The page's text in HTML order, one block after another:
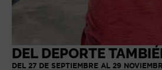
DEL DEPORTE
DEL 27 DE SEPTIEMBRE AL 29